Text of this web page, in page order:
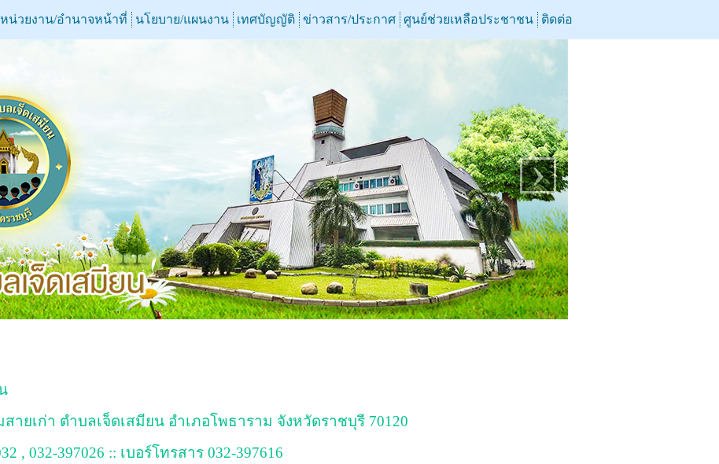
หน่วยงาน/อำนาจหน้าที่ นโยบาย/แผนงาน เทศบัญญัติ ข่าวสาร/ประกาศ ศูนย์ช่วยเหลือประชาชน ติดต่อ
›
ายเก่า ตำบลเจ็ดเสมียน อำเภอโพธาราม จังหวัดราชบุรี 70120
, 032-397026 :: เบอร์โทรสาร 032-397616